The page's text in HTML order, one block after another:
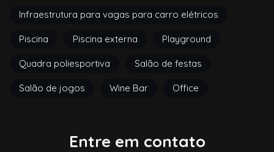
Infraestrutura para vagas para carro elétricos
Piscina Piscina externa Playground
Quadra poliesportiva Salão de festas
Salão de jogos Wine Bar Office
Entre em contato